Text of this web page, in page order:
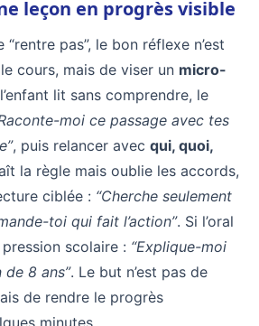
leçon en progrès visible
pas”, le bon réflexe n’est
cours, mais de viser un micro-
lit sans comprendre, le
moi ce passage avec tes
, puis relancer avec qui, quoi,
la règle mais oublie les accords,
ciblée : “Cherche seulement
toi qui fait l’action”. Si l’oral
scolaire : “Explique-moi
8 ans”. Le but n’est pas de
de rendre le progrès
minutes.